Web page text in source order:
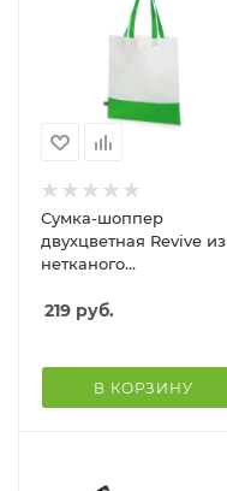
Сумка-шоппер
двухцветная Revive из
нетканого
материала, зеленый
219 руб.
В КОРЗИНУ